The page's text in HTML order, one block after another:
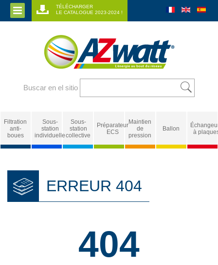
TÉLÉCHARGER
LE CATALOGUE 2023-2024 !
Buscar en el sitio
Filtration
anti-
boues
Sous-
station
individuelle
Sous-
station
collective
Préparateur
ECS
Maintien
de
pression
Ballon
à
ERREUR 404
404